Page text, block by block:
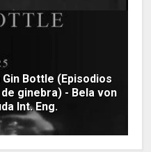
Bottle (Episodios
ginebra) - Bela von
Int. Eng.